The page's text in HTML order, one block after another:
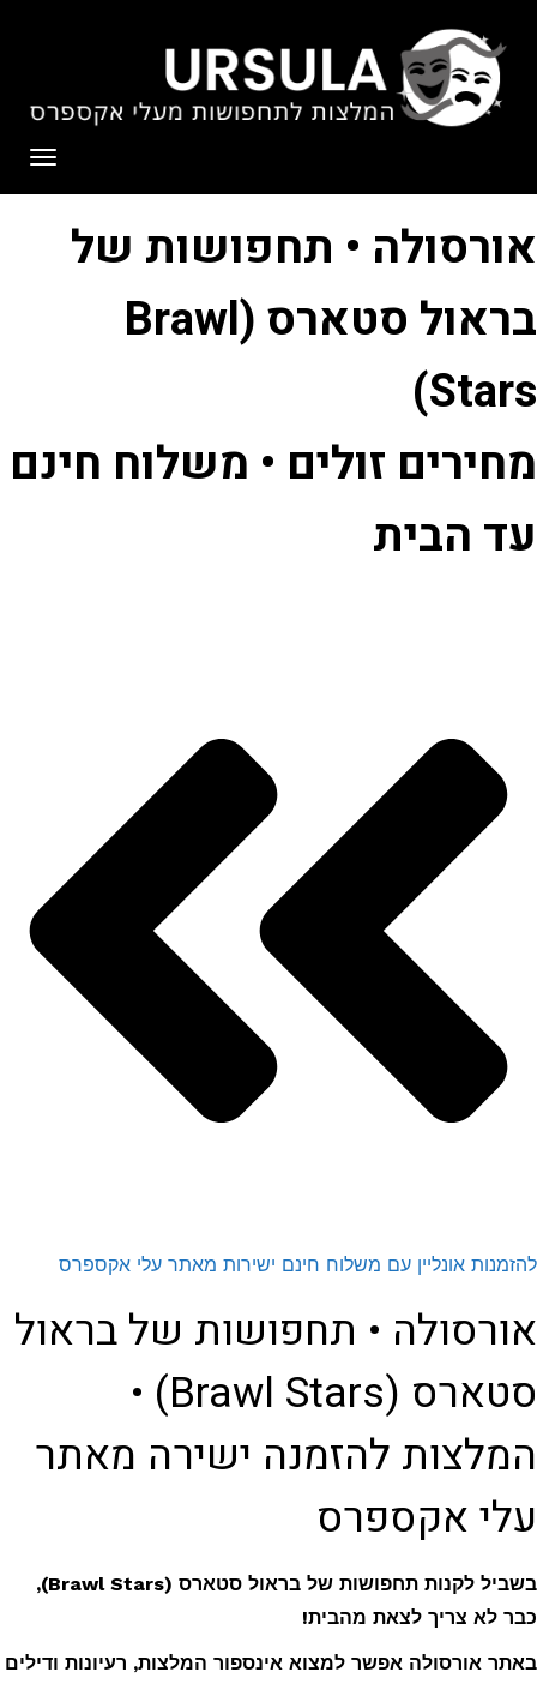
אורסולה • תחפושות של
בראול סטארס (Brawl
Stars)
מחירים זולים • משלוח חינם
עד הבית
להזמנות אונליין עם משלוח חינם ישירות מאתר עלי אקספרס
אורסולה • תחפושות של בראול
סטארס (Brawl Stars) •
המלצות להזמנה ישירה מאתר
עלי אקספרס
בשביל לקנות תחפושות של בראול סטארס (Brawl Stars),
כבר לא צריך לצאת מהבית!
באתר אורסולה אפשר למצוא אינספור המלצות, רעיונות ודילים